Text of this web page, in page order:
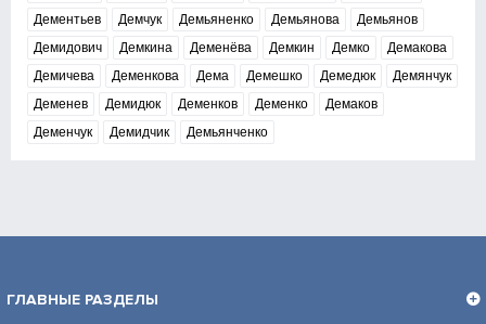
Дементьев
Демчук Демьяненко Демьянова
Демьянов
Демидович
Демкина Деменёва Демкин Демко
Демакова
Демичева
Деменкова Дема Демешко Демедюк
Демянчук
Деменев
Демидюк Деменков Деменко
Демаков
Деменчук
Демидчик Демьянченко
ГЛАВНЫЕ РАЗДЕЛЫ